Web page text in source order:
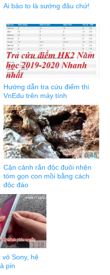
Ai bảo to là sướng đâu chứ!
Hướng dẫn tra cứu điểm thi
VnEdu trên máy tính
0:48
Cận cảnh rắn độc đuôi nhện
tóm gọn con mồi bằng cách
độc đáo
1:18
vỏ Sony, hệ
pin